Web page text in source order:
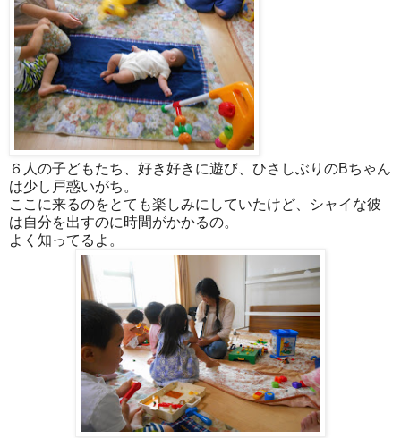
６人の子どもたち、好き好きに遊び、ひさしぶりのBちゃん
は少し戸惑いがち。
ここに来るのをとても楽しみにしていたけど、シャイな彼
は自分を出すのに時間がかかるの。
よく知ってるよ。